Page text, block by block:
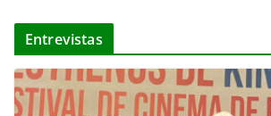
Entrevistas